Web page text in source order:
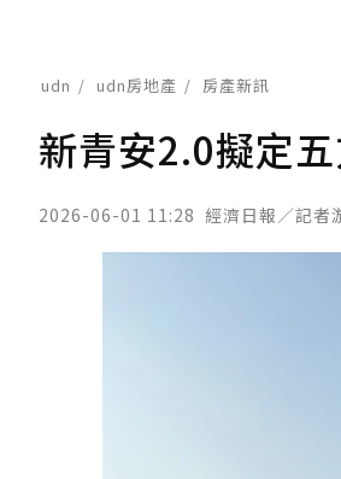
udn udn房地產 房產新訊
新青安2.0擬定
2026-06-01 11:28 經濟日報／記者